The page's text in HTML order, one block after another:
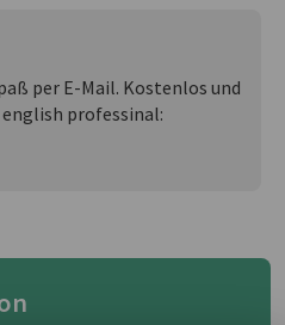
per E-Mail. Kostenlos und
professinal: